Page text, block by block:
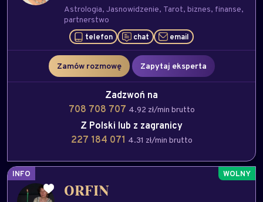
Astrologia Jasnowidzenie Tarot biznes finanse
partnerstwo
telefon chat email
Zamów rozmowę Zapytaj eksperta
Zadzwoń na
708 708 707 4.92 zł/min brutto
Z Polski lub z zagranicy
227 184 071 4.31 zł/min brutto
INFO
ORFIN